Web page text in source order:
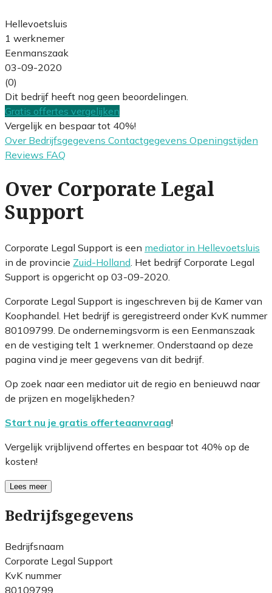
Hellevoetsluis
1 werknemer
Eenmanszaak
03-09-2020
(0)
Dit bedrijf heeft nog geen beoordelingen.
Gratis offertes vergelijken
Vergelijk en bespaar tot 40%!
Over Bedrijfsgegevens Contactgegevens Openingstijden
Reviews FAQ
Over Corporate Legal
Support
Corporate Legal Support is een mediator in Hellevoetsluis
in de provincie Zuid-Holland . Het bedrijf Corporate Legal
Support is opgericht op 03-09-2020.
Corporate Legal Support is ingeschreven bij de Kamer van
Koophandel. Het bedrijf is geregistreerd onder KvK nummer
80109799. De ondernemingsvorm is een Eenmanszaak
en de vestiging telt 1 werknemer. Onderstaand op deze
pagina vind je meer gegevens van dit bedrijf.
Op zoek naar een mediator uit de regio en benieuwd naar
de prijzen en mogelijkheden?
Start nu je gratis offerteaanvraag!
Vergelijk vrijblijvend offertes en bespaar tot 40% op de
kosten!
Lees meer
Bedrijfsgegevens
Bedrijfsnaam
Corporate Legal Support
KvK nummer
80109799